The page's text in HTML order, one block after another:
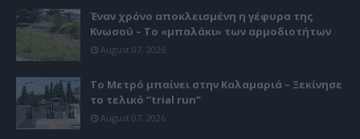
Έναν χρόνο αποκλεισμένη η γέφυρα της
Κνωσού – Το «μπαλάκι» των αρμοδιοτήτων
August 07, 2026
Το Μετρό μπαίνει στην Καλαμαριά – Ξεκίνησε
το τελικό “trial run”
August 07, 2026